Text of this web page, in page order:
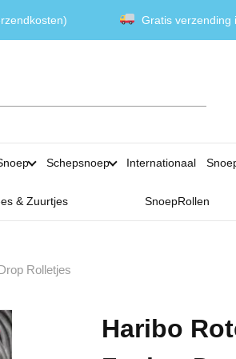
Gratis verzending
Schepsnoep Internationaal
& Zuurtjes SnoepRollen
Rolletjes
Haribo